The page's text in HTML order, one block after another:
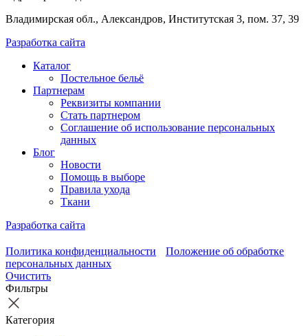
Владимирская обл., Александров, Институтская 3, пом. 37, 39
Разработка сайта
Каталог
Постельное бельё
Партнерам
Реквизиты компании
Стать партнером
Соглашение об использование персональных
данных
Блог
Новости
Помощь в выборе
Правила ухода
Ткани
Разработка сайта
Политика конфиденциальности
Положение об обработке
персональных данных
Очистить
Фильтры
Категория